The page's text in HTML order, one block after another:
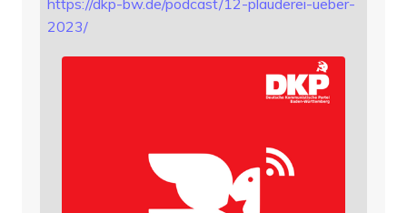
https://dkp-bw.de/podcast/12-plauderei-ueber-
2023/